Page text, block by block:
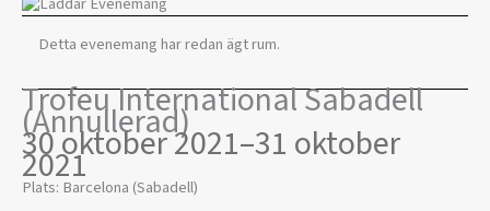
Detta evenemang har redan ägt rum.
Trofeu International Sabadell
(Annullerad)
30 oktober 2021–31 oktober
2021
Plats: Barcelona (Sabadell)